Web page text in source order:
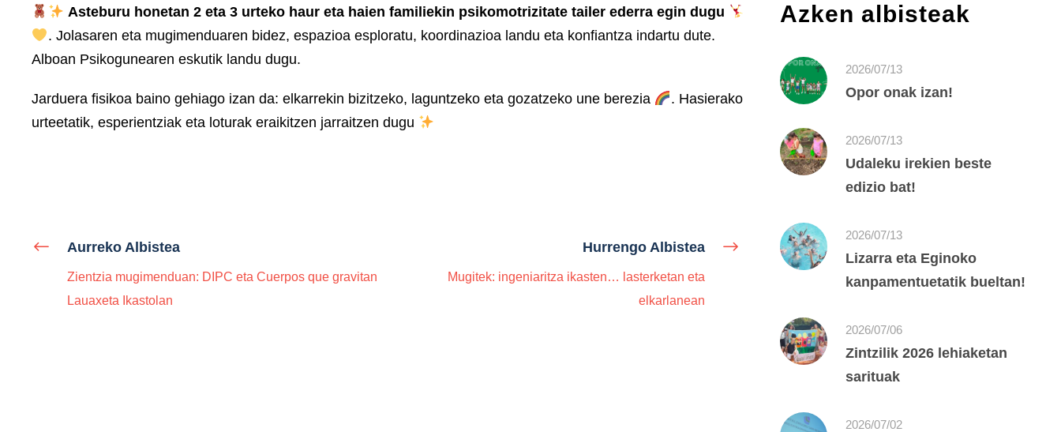
Asteburu honetan 2 eta 3 urteko haur eta haien familiekin psikomotrizitate tailer ederra egin dugu
. Jolasaren eta mugimenduaren bidez, espazioa esploratu, koordinazioa landu eta konfiantza indartu dute.
Alboan Psikogunearen eskutik landu dugu.
Jarduera fisikoa baino gehiago izan da: elkarrekin bizitzeko, laguntzeko eta gozatzeko une berezia
. Hasierako
urteetatik, esperientziak eta loturak eraikitzen jarraitzen dugu
Aurreko Albistea
Zientzia mugimenduan: DIPC eta Cuerpos que gravitan
Lauaxeta Ikastolan
Hurrengo Albistea
Mugitek: ingeniaritza ikasten… lasterketan eta
elkarlanean
Azken albisteak
2026/07/13
Opor onak izan!
2026/07/13
Udaleku irekien beste
edizio bat!
2026/07/13
Lizarra eta Eginoko
kanpamentuetatik bueltan!
2026/07/06
Zintzilik 2026 lehiaketan
sarituak
2026/07/02